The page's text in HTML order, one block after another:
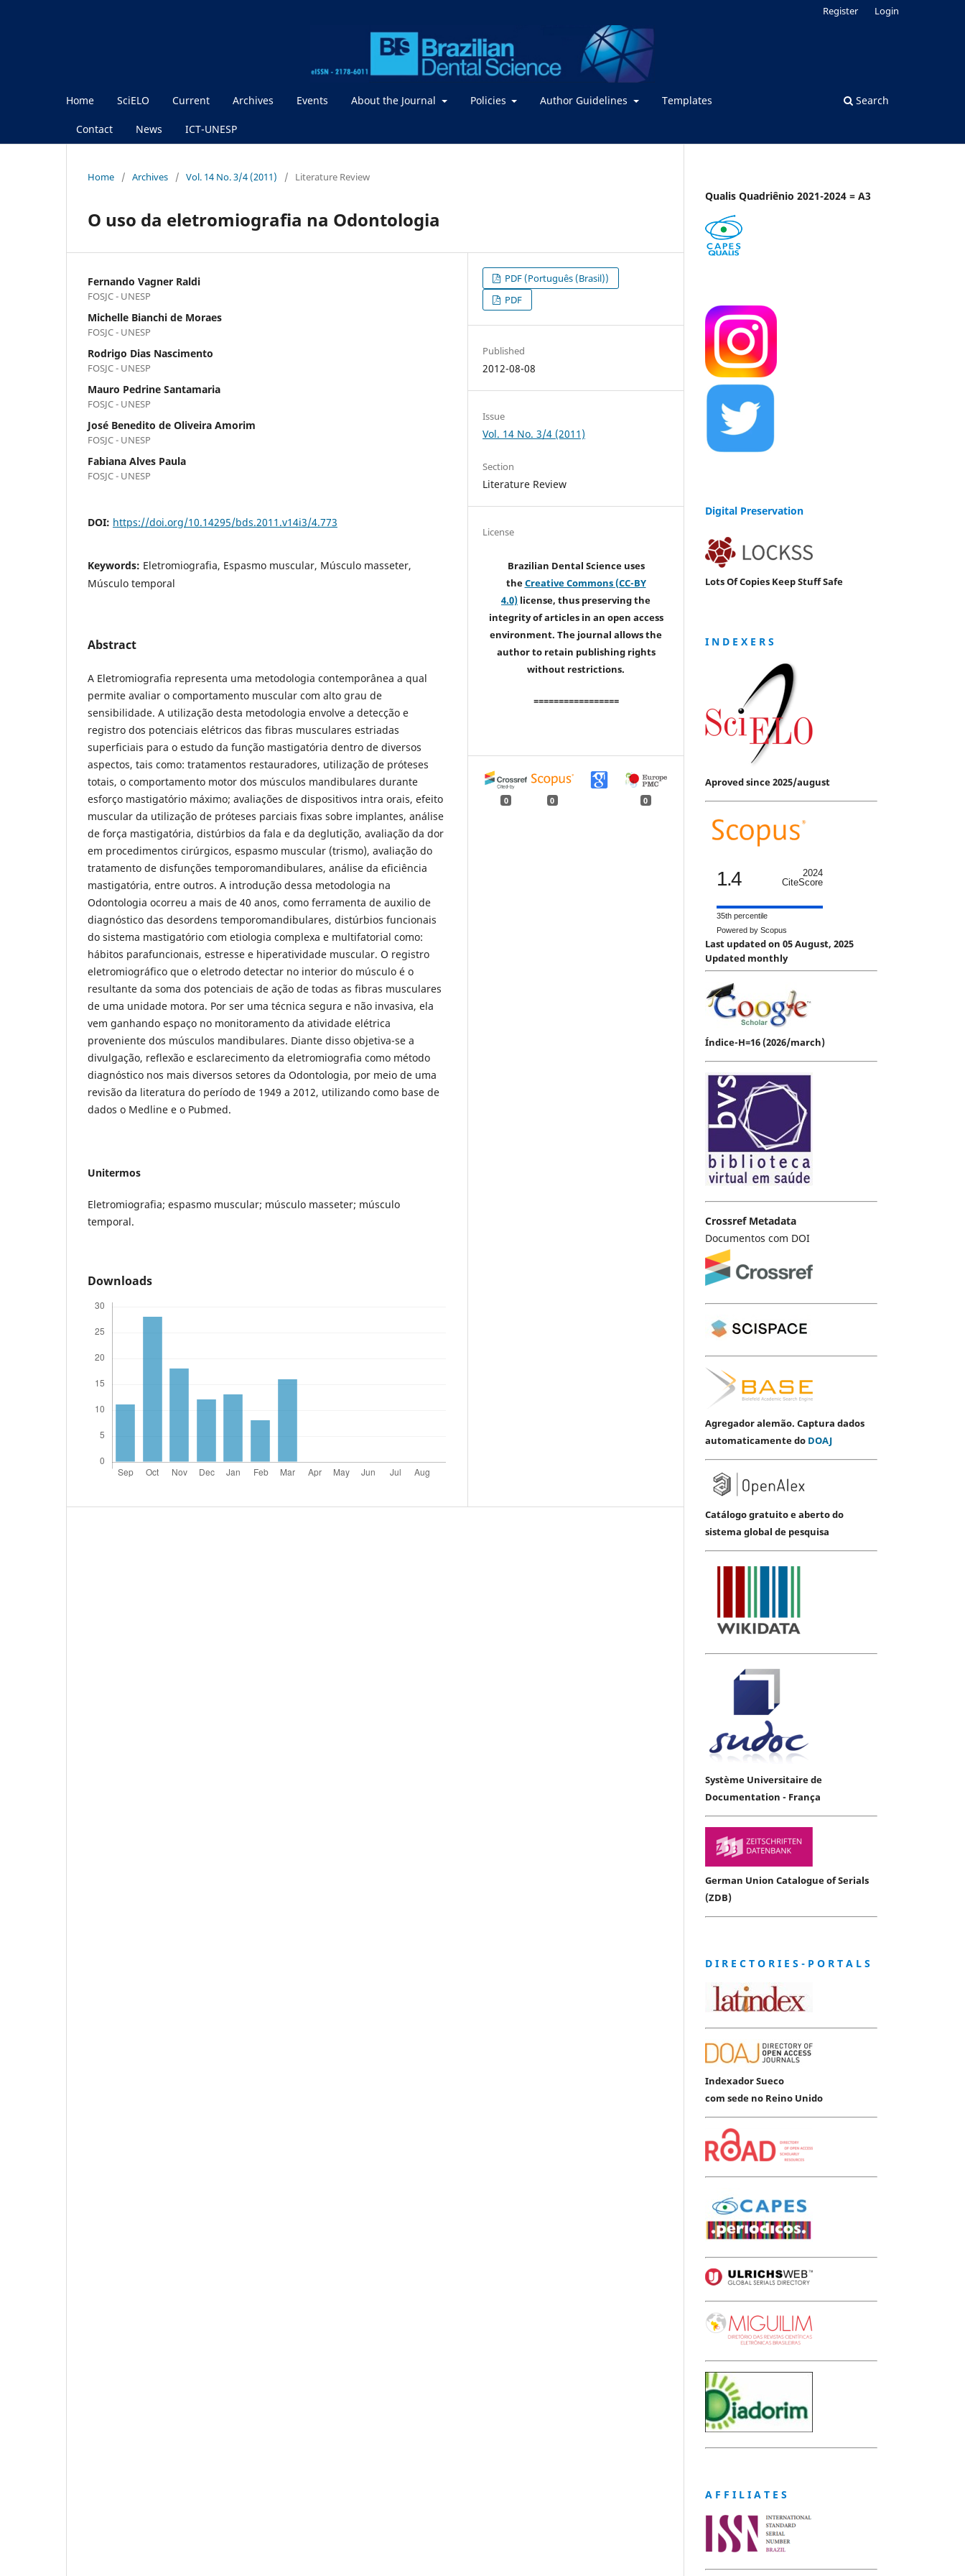
Home SciELO Current Archives Events About the Journal Policies Author Guidelines Templates
Contact News ICT-UNESP
Search
Register Login
Home / Archives / Vol. 14 No. 3/4 (2011) / Literature Review
O uso da eletromiografia na Odontologia
Fernando Vagner Raldi
FOSJC - UNESP
Michelle Bianchi de Moraes
FOSJC - UNESP
Rodrigo Dias Nascimento
FOSJC - UNESP
Mauro Pedrine Santamaria
FOSJC - UNESP
José Benedito de Oliveira Amorim
FOSJC - UNESP
Fabiana Alves Paula
FOSJC - UNESP
DOI: https://doi.org/10.14295/bds.2011.v14i3/4.773
Keywords: Eletromiografia, Espasmo muscular, Músculo masseter,
Músculo temporal
Abstract
A Eletromiografia representa uma metodologia contemporânea a qual
permite avaliar o comportamento muscular com alto grau de
sensibilidade. A utilização desta metodologia envolve a detecção e
registro dos potenciais elétricos das fibras musculares estriadas
superficiais para o estudo da função mastigatória dentro de diversos
aspectos, tais como: tratamentos restauradores, utilização de próteses
totais, o comportamento motor dos músculos mandibulares durante
esforço mastigatório máximo; avaliações de dispositivos intra orais, efeito
muscular da utilização de próteses parciais fixas sobre implantes, análise
de força mastigatória, distúrbios da fala e da deglutição, avaliação da dor
em procedimentos cirúrgicos, espasmo muscular (trismo), avaliação do
tratamento de disfunções temporomandibulares, análise da eficiência
mastigatória, entre outros. A introdução dessa metodologia na
Odontologia ocorreu a mais de 40 anos, como ferramenta de auxilio de
diagnóstico das desordens temporomandibulares, distúrbios funcionais
do sistema mastigatório com etiologia complexa e multifatorial como:
hábitos parafuncionais, estresse e hiperatividade muscular. O registro
eletromiográfico que o eletrodo detectar no interior do músculo é o
resultante da soma dos potenciais de ação de todas as fibras musculares
de uma unidade motora. Por ser uma técnica segura e não invasiva, ela
vem ganhando espaço no monitoramento da atividade elétrica
proveniente dos músculos mandibulares. Diante disso objetiva-se a
divulgação, reflexão e esclarecimento da eletromiografia como método
diagnóstico nos mais diversos setores da Odontologia, por meio de uma
revisão da literatura do período de 1949 a 2012, utilizando como base de
dados o Medline e o Pubmed.
Unitermos
Eletromiografia; espasmo muscular; músculo masseter; músculo
temporal.
Downloads
PDF (Português (Brasil))
PDF
Published
2012-08-08
Issue
Vol. 14 No. 3/4 (2011)
Section
Literature Review
License
Brazilian Dental Science uses
theCreative Commons (CC-BY
4.0) license, thus preserving the
integrity of articles in an open access
environment. The journal allows the
author to retain publishing rights
without restrictions.
=================
0 0 0
Qualis Quadriênio 2021-2024 = A3
Digital Preservation
Lots Of Copies Keep Stuff Safe
I N D E X E R S
Aproved since 2025/august
1.4
2024
CiteScore
35th percentile
Powered by Scopus
Last updated on 05 August, 2025
Updated monthly
Índice-H=16 (2026/march)
Crossref Metadata
Documentos com DOI
Agregador alemão. Captura dados
automaticamente do DOAJ
Catálogo gratuito e aberto do
sistema global de pesquisa
Système Universitaire de
Documentation - França
German Union Catalogue of Serials
(ZDB)
D I R E C T O R I E S - P O R T A L S
Indexador Sueco
com sede no Reino Unido
A F F I L I A T E S